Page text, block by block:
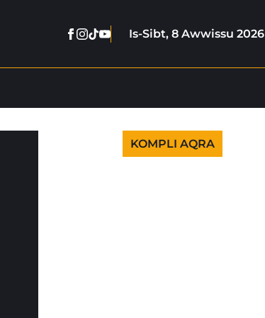
Facebook
Instagram
Tiktok
YoutubeIs-Sibt, 8 Awwissu 2026
KOMPLI AQRA